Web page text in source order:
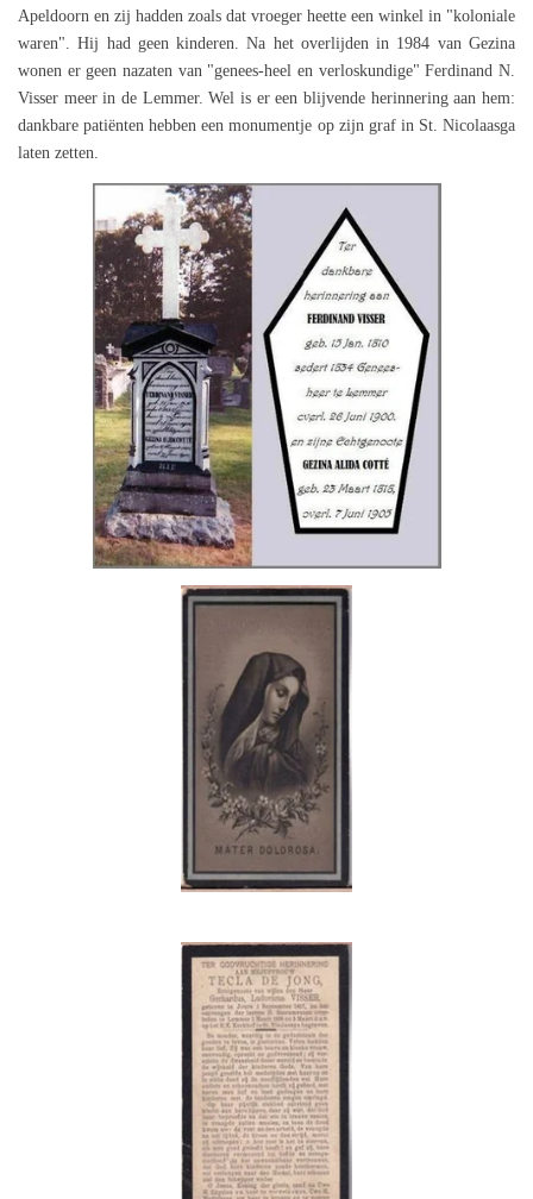
Apeldoorn en zij hadden zoals dat vroeger heette een winkel in "koloniale
waren". Hij had geen kinderen. Na het overlijden in 1984 van Gezina
wonen er geen nazaten van "genees-heel en verloskundige" Ferdinand N.
Visser meer in de Lemmer. Wel is er een blijvende herinnering aan hem:
dankbare patiënten hebben een monumentje op zijn graf in St. Nicolaasga
laten zetten.